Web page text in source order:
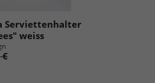
Serviettenhalter
weiss
€